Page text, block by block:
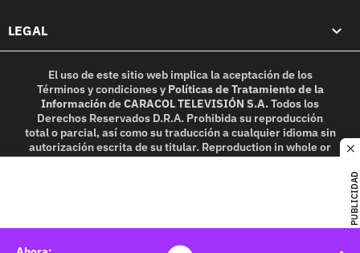
PUBLICIDAD
LEGAL
El uso de este sitio web implica la aceptación de los
Términos y condicionesy Políticas de Tratamiento de la
InformacióndeCARACOL TELEVISIÓN S.A.Todos los
Derechos Reservados D.R.A. Prohibida su reproducción
total o parcial, así como su traducción a cualquier idioma sin
autorización escrita de su titular. Reproduction in whole or